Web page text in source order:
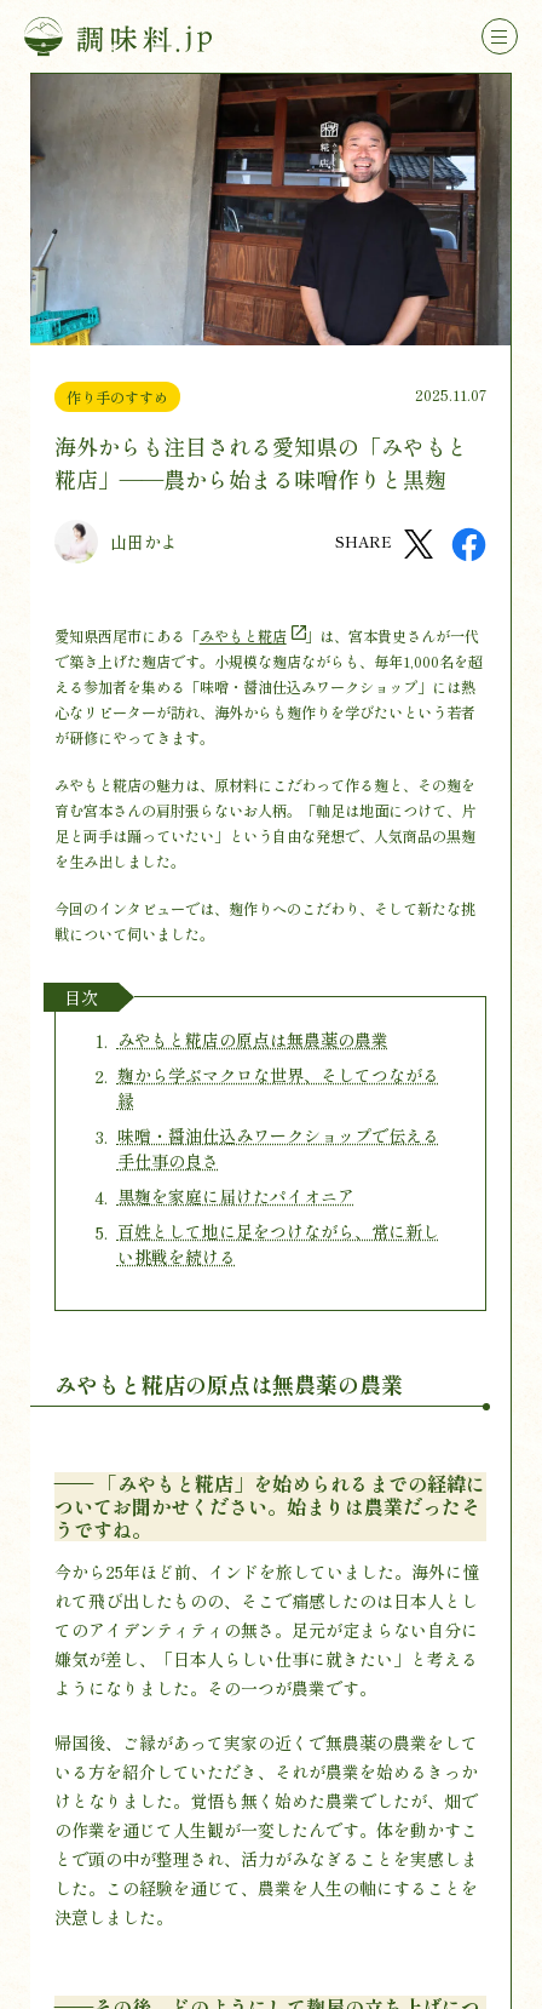
作り手のすすめ 2025.11.07
海外からも注目される愛知県の「みやもと
糀店」——農から始まる味噌作りと黒麹
山田かよ SHARE
愛知県西尾市にある「みやもと糀店
」は、宮本貴史さんが一代
で築き上げた麹店です。小規模な麹店ながらも、毎年1,000名を超
える参加者を集める「味噌・醤油仕込みワークショップ」には熱
心なリピーターが訪れ、海外からも麹作りを学びたいという若者
が研修にやってきます。
みやもと糀店の魅力は、原材料にこだわって作る麹と、その麹を
育む宮本さんの肩肘張らないお人柄。「軸足は地面につけて、片
足と両手は踊っていたい」という自由な発想で、人気商品の黒麹
を生み出しました。
今回のインタビューでは、麹作りへのこだわり、そして新たな挑
戦について伺いました。
目次
みやもと糀店の原点は無農薬の農業
麹から学ぶマクロな世界、そしてつながる
縁
味噌・醤油仕込みワークショップで伝える
手仕事の良さ
黒麹を家庭に届けたパイオニア
百姓として地に足をつけながら、常に新し
い挑戦を続ける
みやもと糀店の原点は無農薬の農業
—— 「みやもと糀店」を始められるまでの経緯に
ついてお聞かせください。始まりは農業だったそ
うですね。
今から25年ほど前、インドを旅していました。海外に憧
れて飛び出したものの、そこで痛感したのは日本人とし
てのアイデンティティの無さ。足元が定まらない自分に
嫌気が差し、「日本人らしい仕事に就きたい」と考える
ようになりました。その一つが農業です。
帰国後、ご縁があって実家の近くで無農薬の農業をして
いる方を紹介していただき、それが農業を始めるきっか
けとなりました。覚悟も無く始めた農業でしたが、畑で
の作業を通じて人生観が一変したんです。体を動かすこ
とで頭の中が整理され、活力がみなぎることを実感しま
した。この経験を通じて、農業を人生の軸にすることを
決意しました。